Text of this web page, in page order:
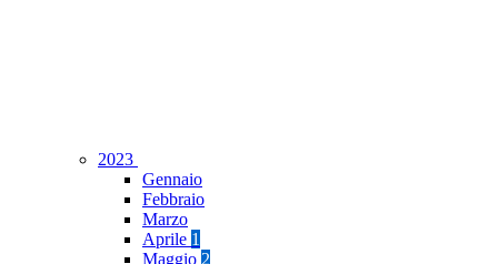
2023
Gennaio
Febbraio
Marzo
Aprile 1
Maggio 2